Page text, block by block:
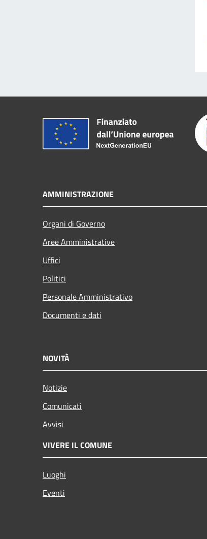
AMMINISTRAZIONE
Organi di Governo
Aree Amministrative
Uffici
Politici
Personale Amministrativo
Documenti e dati
NOVITÀ
Notizie
Comunicati
Avvisi
VIVERE IL COMUNE
Luoghi
Eventi